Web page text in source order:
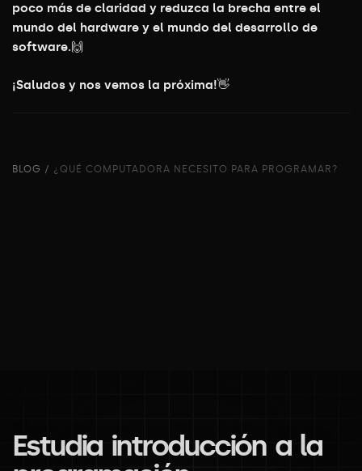
poco más de claridad y reduzca la brecha entre el
mundo del hardware y el mundo del desarrollo de
software.🙌
¡Saludos y nos vemos la próxima!👋
BLOG / ¿QUÉ COMPUTADORA NECESITO PARA PROGRAMAR?
Estudia introducción a la